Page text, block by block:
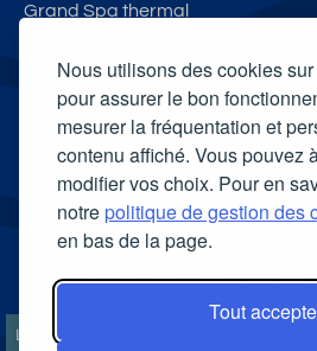
Nous utilisons des cookies
pour assurer le bon
mesurer la fréquentation et
contenu affiché. Vous pouvez
modifier vos choix. Pour en
notrepolitique de gestion des
en bas de la page.
Tout
Grand Spa thermal
Spa Thermal Roquebillière Thermal
Spa thermal des Thermes de
Carte cadeau spa Vichy
Carte cadeau spa Bagnoles-de-
Carte cadeau spa Saubusse
Carte cadeau spa Châtel-Guyon
LesCuristes.fr participe et est conforme à